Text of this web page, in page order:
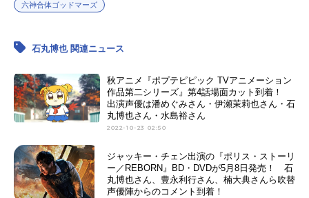
六神合体ゴッドマーズ
石丸博也 関連ニュース
秋アニメ『ポプテピピック TVアニメーション
作品第二シリーズ』第4話場面カット到着！
出演声優は潘めぐみさん・伊瀬茉莉也さん・石
丸博也さん・水島裕さん
2022-10-23 02:50
ジャッキー・チェン出演の『ポリス・ストーリ
ー／REBORN』BD・DVDが5月8日発売！ 石
丸博也さん、豊永利行さん、楠大典さんら吹替
声優陣からのコメント到着！